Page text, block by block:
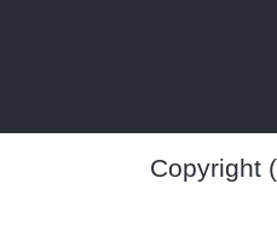
Copyright